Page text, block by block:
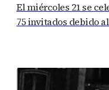
El miércoles 21 se
75 invitados debido